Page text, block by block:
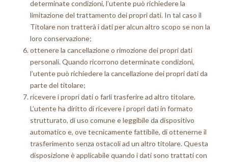
determinate condizioni, l’utente può richiedere la
limitazione del trattamento dei propri dati. In tal caso il
Titolare non tratterà i dati per alcun altro scopo se non la
loro conservazione;
ottenere la cancellazione o rimozione dei propri dati
personali. Quando ricorrono determinate condizioni,
l’utente può richiedere la cancellazione dei propri dati da
parte del titolare;
ricevere i propri dati o farli trasferire ad altro titolare.
L’utente ha diritto di ricevere i propri dati in formato
strutturato, di uso comune e leggibile da dispositivo
automatico e, ove tecnicamente fattibile, di ottenerne il
trasferimento senza ostacoli ad un altro titolare. Questa
disposizione è applicabile quando i dati sono trattati con